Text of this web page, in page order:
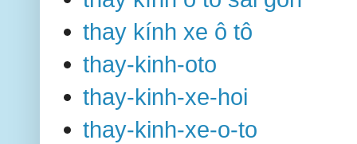
thay kính xe ô tô
thay-kinh-oto
thay-kinh-xe-hoi
thay-kinh-xe-o-to